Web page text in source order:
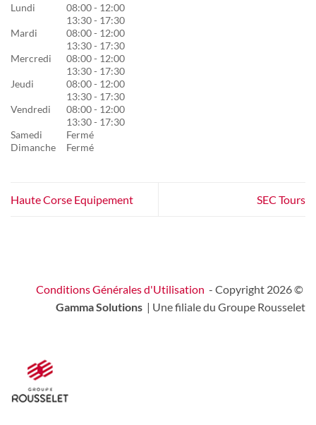
Lundi
08:00 - 12:00
13:30 - 17:30
Mardi
08:00 - 12:00
13:30 - 17:30
Mercredi
08:00 - 12:00
13:30 - 17:30
Jeudi
08:00 - 12:00
13:30 - 17:30
Vendredi
08:00 - 12:00
13:30 - 17:30
Samedi
Fermé
Dimanche
Fermé
Haute Corse Equipement SEC Tours
Conditions Générales d'Utilisation - Copyright 2026 ©
Gamma Solutions | Une filiale du Groupe Rousselet